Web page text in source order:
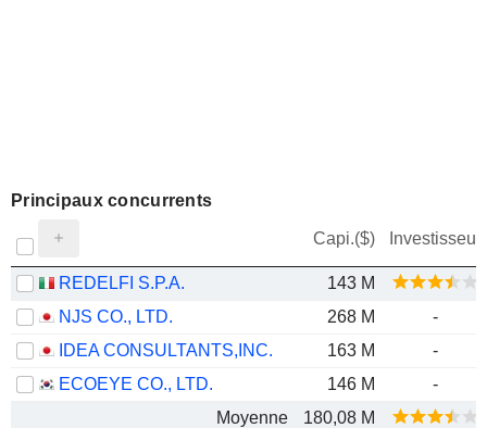
Principaux concurrents
Capi.($) Investisseur
REDELFI S.P.A.
143 M
NJS CO., LTD.
268 M
-
IDEA CONSULTANTS,INC.
163 M
-
ECOEYE CO., LTD.
146 M
-
Moyenne
180,08 M